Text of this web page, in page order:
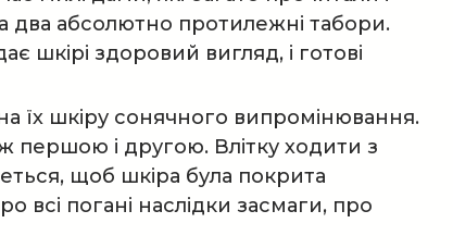
два абсолютно протилежні табори.
шкірі здоровий вигляд, і готові
їх шкіру сонячного випромінювання.
першою і другою. Влітку ходити з
щоб шкіра була покрита
погані наслідки засмаги, про